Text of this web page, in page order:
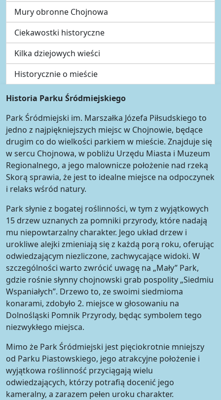
Mury obronne Chojnowa
Ciekawostki historyczne
Kilka dziejowych wieści
Historycznie o mieście
Historia Parku Śródmiejskiego
Park Śródmiejski im. Marszałka Józefa Piłsudskiego to
jedno z najpiękniejszych miejsc w Chojnowie, będące
drugim co do wielkości parkiem w mieście. Znajduje się
w sercu Chojnowa, w pobliżu Urzędu Miasta i Muzeum
Regionalnego, a jego malownicze położenie nad rzeką
Skorą sprawia, że jest to idealne miejsce na odpoczynek
i relaks wśród natury.
Park słynie z bogatej roślinności, w tym z wyjątkowych
15 drzew uznanych za pomniki przyrody, które nadają
mu niepowtarzalny charakter. Jego układ drzew i
urokliwe alejki zmieniają się z każdą porą roku, oferując
odwiedzającym niezliczone, zachwycające widoki. W
szczególności warto zwrócić uwagę na „Mały” Park,
gdzie rośnie słynny chojnowski grab pospolity „Siedmiu
Wspaniałych”. Drzewo to, ze swoimi siedmioma
konarami, zdobyło 2. miejsce w głosowaniu na
Dolnośląski Pomnik Przyrody, będąc symbolem tego
niezwykłego miejsca.
Mimo że Park Śródmiejski jest pięciokrotnie mniejszy
od Parku Piastowskiego, jego atrakcyjne położenie i
wyjątkowa roślinność przyciągają wielu
odwiedzających, którzy potrafią docenić jego
kameralny, a zarazem pełen uroku charakter.